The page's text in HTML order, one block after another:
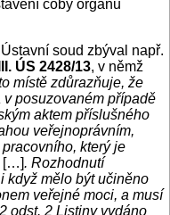
coby orgánu
soud zbýval např.
III. ÚS 2428/13, v němž
místě zdůrazňuje, že
posuzovaném případě
aktem příslušného
veřejnoprávním,
který je
[…]. Rozhodnutí
když mělo být učiněno
veřejné moci, a musí
odst. 2 Listiny vydáno